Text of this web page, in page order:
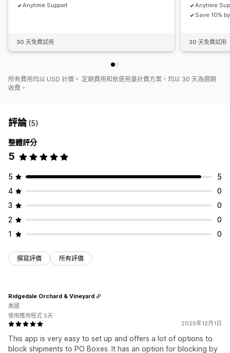
Anytime Support
30 天免費試用
Anytime
Save 10%
30 天免費試用
所有費用均以 USD 計價。 定期費用和依使用量計費方案，均以 30 天為週期
收費。
評論(5)
整體評分
5
5
5
4
0
3
0
2
0
1
0
撰寫評價 所有評價
2025年12月1日
This app is very easy to set up and offers a lot of options to
block shipments to PO Boxes. It has an option for blocking by
Ridgedale Orchard & Vineyard
美國
使用應用程式 5天